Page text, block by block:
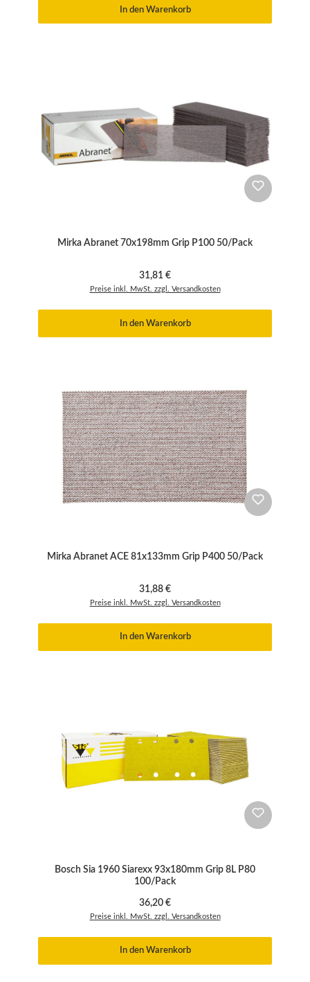
In den Warenkorb
Mirka Abranet 70x198mm Grip P100 50/Pack
Regulärer Preis:
31,81 €
Preise inkl. MwSt. zzgl. Versandkosten
In den Warenkorb
Mirka Abranet ACE 81x133mm Grip P400 50/Pack
Regulärer Preis:
31,88 €
Preise inkl. MwSt. zzgl. Versandkosten
In den Warenkorb
Bosch Sia 1960 Siarexx 93x180mm Grip 8L P80
100/Pack
Regulärer Preis:
36,20 €
Preise inkl. MwSt. zzgl. Versandkosten
In den Warenkorb